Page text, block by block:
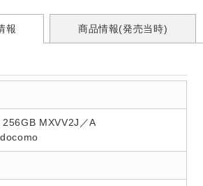
報 商品情報(発売当時)
MXVV2J／A